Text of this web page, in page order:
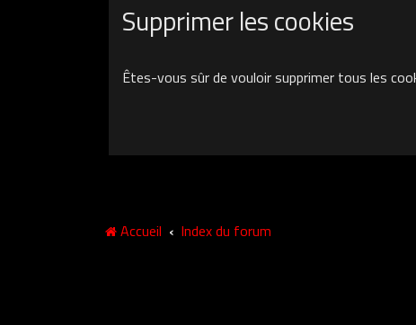
Supprimer les cookies
Êtes-vous sûr de vouloir supprimer tous les
Accueil Index du forum